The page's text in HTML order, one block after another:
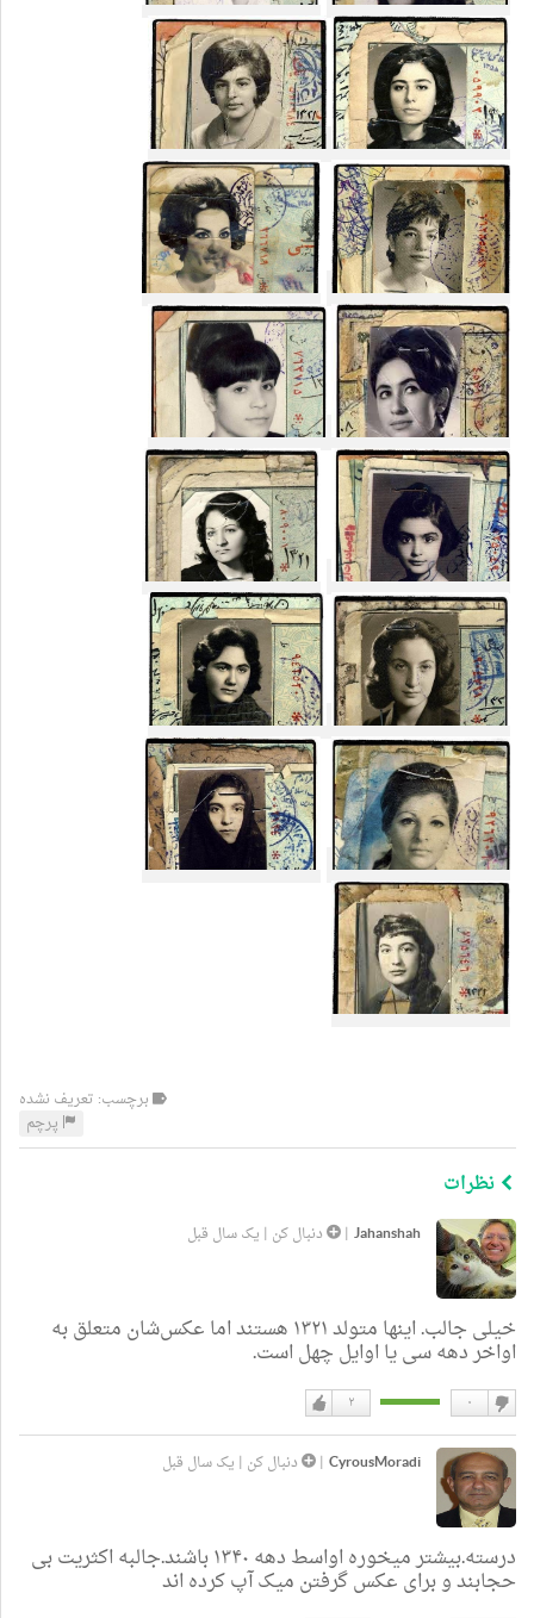
برچسب: تعریف نشده
پرچم
نظرات
Jahanshah
| دنبال کن | یک سال قبل
خیلی جالب. اینها متولد ۱۳۲۱ هستند اما عکس‌شان متعلق به
اواخر دهه سی یا اوایل چهل است.
دوست
دارم
۲ ۰
دوست
نداشتن
CyrousMoradi
| دنبال کن | یک سال قبل
درسته.بیشتر میخوره اواسط دهه ۱۳۴۰ باشند.جالبه اکثریت بی
حجابند و برای عکس گرفتن میک آپ کرده اند